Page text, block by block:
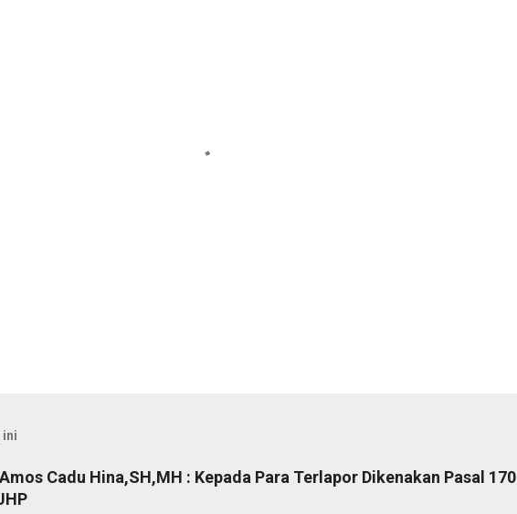
ini
Cadu Hina,SH,MH : Kepada Para Terlapor Dikenakan Pasal 170